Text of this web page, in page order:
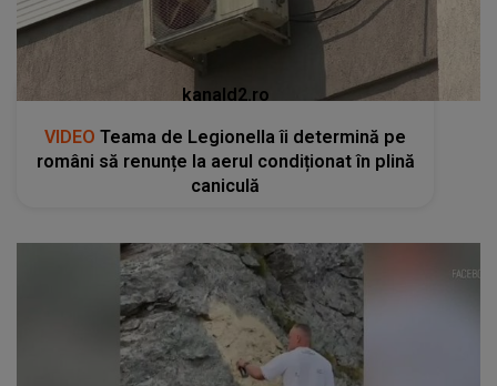
kanald2.ro
VIDEO Teama de Legionella îi determină pe
români să renunțe la aerul condiționat în plină
caniculă